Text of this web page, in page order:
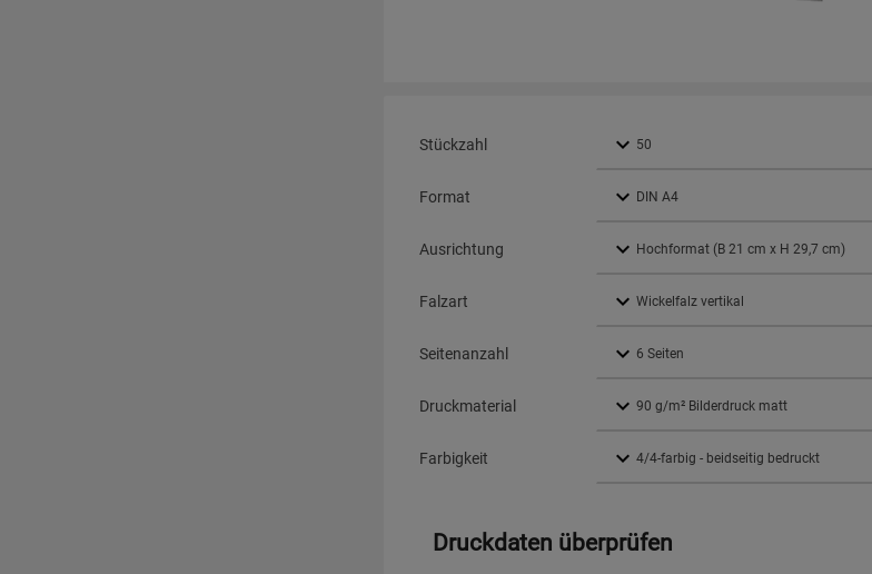
Stückzahl
Format
Ausrichtung
Falzart
Seitenanzahl
Druckmaterial
Farbigkeit
Druckdaten überprüfen